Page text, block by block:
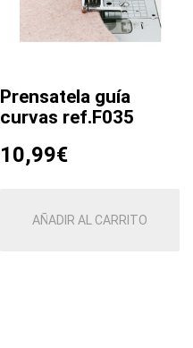
Prensatela guía
curvas ref.F035
10,99€
AÑADIR AL CARRITO